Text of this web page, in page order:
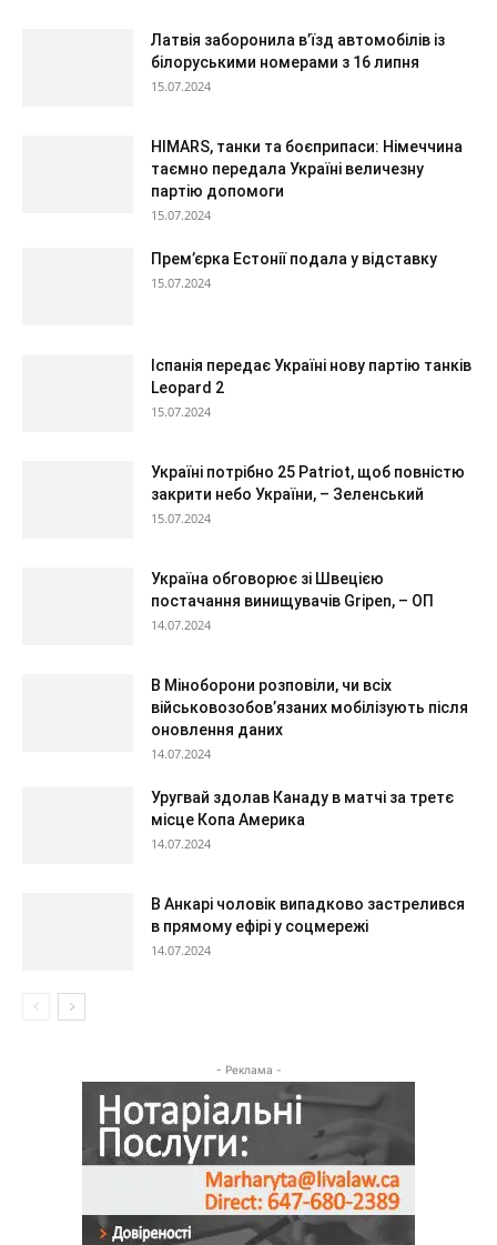
Латвія заборонила в’їзд автомобілів із
білоруськими номерами з 16 липня
15.07.2024
HIMARS, танки та боєприпаси: Німеччина
таємно передала Україні величезну
партію допомоги
15.07.2024
Прем’єрка Естонії подала у відставку
15.07.2024
Іспанія передає Україні нову партію танків
Leopard 2
15.07.2024
Україні потрібно 25 Patriot, щоб повністю
закрити небо України, – Зеленський
15.07.2024
Україна обговорює зі Швецією
постачання винищувачів Gripen, – ОП
14.07.2024
В Міноборони розповіли, чи всіх
військовозобов’язаних мобілізують після
оновлення даних
14.07.2024
Уругвай здолав Канаду в матчі за третє
місце Копа Америка
14.07.2024
В Анкарі чоловік випадково застрелився
в прямому ефірі у соцмережі
14.07.2024
- Реклама -